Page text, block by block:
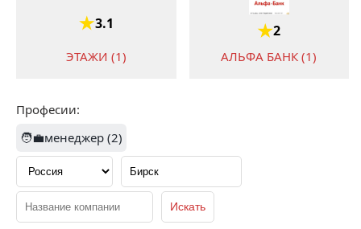
3.1
ЭТАЖИ (1)
2
АЛЬФА БАНК (1)
1.7
Т БАНК (1)
Професии:
🧑‍💼менеджер (2)